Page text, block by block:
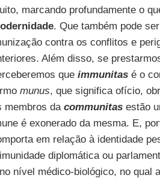
marcando profundamente o
. Que também pode
contra os conflitos e
Além disso, se
que immunitas é o
munus, que significa ofício,
membros da communitas estão
é exonerado da mesma. E,
em relação à identidade
diplomática ou
nível médico-biológico, no qual